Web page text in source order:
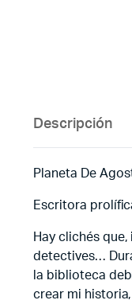
Descripción
Planeta De
Escritora
Hay clichés
detectives…
la biblioteca
crear mi